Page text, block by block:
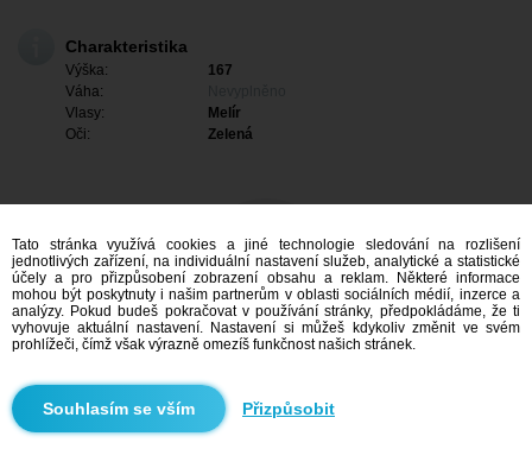
Charakteristika
Výška:
167
Váha:
Vlasy:
Melír
Oči:
Zelená
Vyhledávání
Tato stránka využívá cookies a jiné technologie sledování na rozlišení
jednotlivých zařízení, na individuální nastavení služeb, analytické a statistické
účely a pro přizpůsobení zobrazení obsahu a reklam. Některé informace
mohou být poskytnuty i našim partnerům v oblasti sociálních médií, inzerce a
analýzy. Pokud budeš pokračovat v používání stránky, předpokládáme, že ti
vyhovuje aktuální nastavení. Nastavení si můžeš kdykoliv změnit ve svém
prohlížeči, čímž však výrazně omezíš funkčnost našich stránek.
Přizpůsobit